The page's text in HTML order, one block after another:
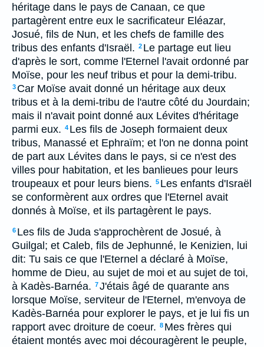
héritage dans le pays de Canaan, ce que
partagèrent entre eux le sacrificateur Eléazar,
Josué, fils de Nun, et les chefs de famille des
tribus des enfants d'Israël. 2 Le partage eut lieu
d'après le sort, comme l'Eternel l'avait ordonné par
Moïse, pour les neuf tribus et pour la demi-tribu.
3 Car Moïse avait donné un héritage aux deux
tribus et à la demi-tribu de l'autre côté du Jourdain;
mais il n'avait point donné aux Lévites d'héritage
parmi eux. 4 Les fils de Joseph formaient deux
tribus, Manassé et Ephraïm; et l'on ne donna point
de part aux Lévites dans le pays, si ce n'est des
villes pour habitation, et les banlieues pour leurs
troupeaux et pour leurs biens. 5 Les enfants d'Israël
se conformèrent aux ordres que l'Eternel avait
donnés à Moïse, et ils partagèrent le pays.
6 Les fils de Juda s'approchèrent de Josué, à
Guilgal; et Caleb, fils de Jephunné, le Kenizien, lui
dit: Tu sais ce que l'Eternel a déclaré à Moïse,
homme de Dieu, au sujet de moi et au sujet de toi,
à Kadès-Barnéa. 7J'étais âgé de quarante ans
lorsque Moïse, serviteur de l'Eternel, m'envoya de
Kadès-Barnéa pour explorer le pays, et je lui fis un
rapport avec droiture de coeur. 8 Mes frères qui
étaient montés avec moi découragèrent le peuple,